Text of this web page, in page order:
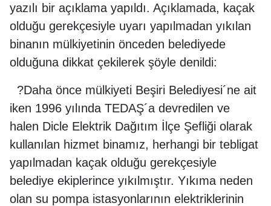
yazılı bir açıklama yapıldı. Açıklamada, kaçak
olduğu gerekçesiyle uyarı yapılmadan yıkılan
binanın mülkiyetinin önceden belediyede
olduğuna dikkat çekilerek şöyle denildi:
?Daha önce mülkiyeti Beşiri Belediyesi´ne ait
iken 1996 yılında TEDAŞ´a devredilen ve
halen Dicle Elektrik Dağıtım İlçe Şefliği olarak
kullanılan hizmet binamız, herhangi bir tebligat
yapılmadan kaçak olduğu gerekçesiyle
belediye ekiplerince yıkılmıştır. Yıkıma neden
olan su pompa istasyonlarının elektriklerinin